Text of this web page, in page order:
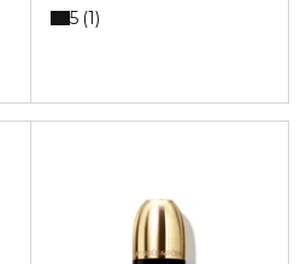
5 1